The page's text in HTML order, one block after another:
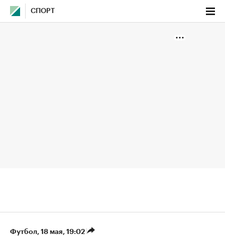
СПОРТ
Футбол⁠, 18 мая, 19:02